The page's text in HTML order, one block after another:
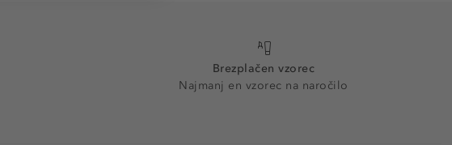
Brezplačen vzorec
Najmanj en vzorec na naročilo